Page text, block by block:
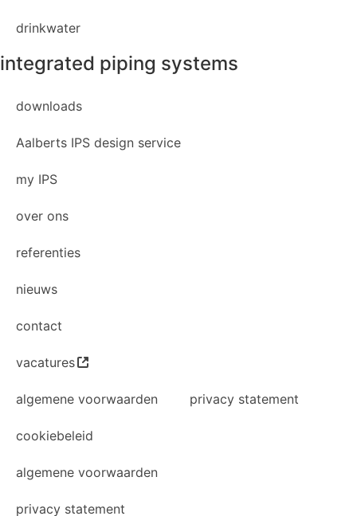
drinkwater
integrated piping systems
downloads
Aalberts IPS design service
my IPS
over ons
referenties
nieuws
contact
vacatures
algemene voorwaarden privacy statement
cookiebeleid
algemene voorwaarden
privacy statement